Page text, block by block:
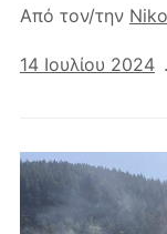
Από τον/την
14 Ιουλίου 2024 .